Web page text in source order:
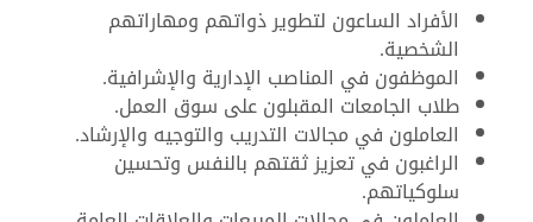
الأفراد الساعون لتطوير ذواتهم ومهاراتهم
الشخصية.
الموظفون في المناصب الإدارية والإشرافية.
طلاب الجامعات المقبلون على سوق العمل.
العاملون في مجالات التدريب والتوجيه والإرشاد.
الراغبون في تعزيز ثقتهم بالنفس وتحسين
سلوكياتهم.